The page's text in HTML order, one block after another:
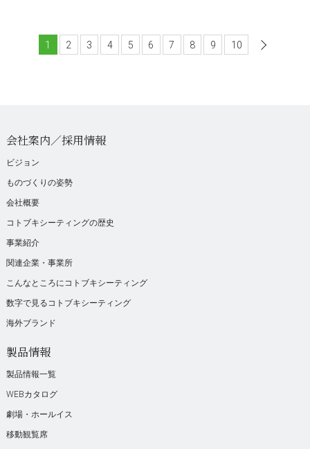
1 2 3 4 5 6 7 8 9 10
会社案内／採用情報
ビジョン
ものづくりの姿勢
会社概要
コトブキシーティングの歴史
事業紹介
関連企業・事業所
こんなところにコトブキシーティング
数字で見るコトブキシーティング
海外ブランド
製品情報
製品情報一覧
WEBカタログ
劇場・ホールイス
移動観覧席